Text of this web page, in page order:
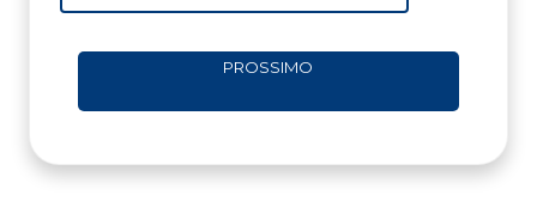
PROSSIMO